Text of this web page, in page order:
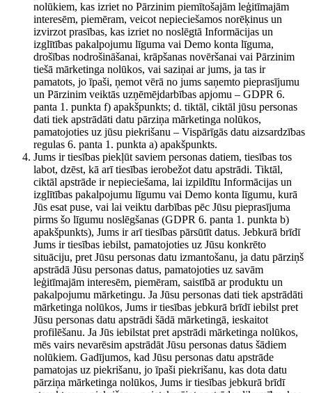
nolūkiem, kas izriet no Pārzinim piemītošajām leģitīmajām
interesēm, piemēram, veicot nepieciešamos norēķinus un
izvirzot prasības, kas izriet no noslēgtā Informācijas un
izglītības pakalpojumu līguma vai Demo konta līguma,
drošības nodrošināšanai, krāpšanas novēršanai vai Pārzinim
tiešā mārketinga nolūkos, vai saziņai ar jums, ja tas ir
pamatots, jo īpaši, ņemot vērā no jums saņemto pieprasījumu
un Pārzinim veiktās uzņēmējdarbības apjomu – GDPR 6.
panta 1. punkta f) apakšpunkts; d. tiktāl, ciktāl jūsu personas
dati tiek apstrādāti datu pārziņa mārketinga nolūkos,
pamatojoties uz jūsu piekrišanu – Vispārīgās datu aizsardzības
regulas 6. panta 1. punkta a) apakšpunkts.
Jums ir tiesības piekļūt saviem personas datiem, tiesības tos
labot, dzēst, kā arī tiesības ierobežot datu apstrādi. Tiktāl,
ciktāl apstrāde ir nepieciešama, lai izpildītu Informācijas un
izglītības pakalpojumu līgumu vai Demo konta līgumu, kurā
Jūs esat puse, vai lai veiktu darbības pēc Jūsu pieprasījuma
pirms šo līgumu noslēgšanas (GDPR 6. panta 1. punkta b)
apakšpunkts), Jums ir arī tiesības pārsūtīt datus. Jebkurā brīdī
Jums ir tiesības iebilst, pamatojoties uz Jūsu konkrēto
situāciju, pret Jūsu personas datu izmantošanu, ja datu pārziņš
apstrādā Jūsu personas datus, pamatojoties uz savām
leģitīmajām interesēm, piemēram, saistībā ar produktu un
pakalpojumu mārketingu. Ja Jūsu personas dati tiek apstrādāti
mārketinga nolūkos, Jums ir tiesības jebkurā brīdī iebilst pret
Jūsu personas datu apstrādi šādā mārketingā, ieskaitot
profilēšanu. Ja Jūs iebilstat pret apstrādi mārketinga nolūkos,
mēs vairs nevarēsim apstrādāt Jūsu personas datus šādiem
nolūkiem. Gadījumos, kad Jūsu personas datu apstrāde
pamatojas uz piekrišanu, jo īpaši piekrišanu, kas dota datu
pārziņa mārketinga nolūkos, Jums ir tiesības jebkurā brīdī